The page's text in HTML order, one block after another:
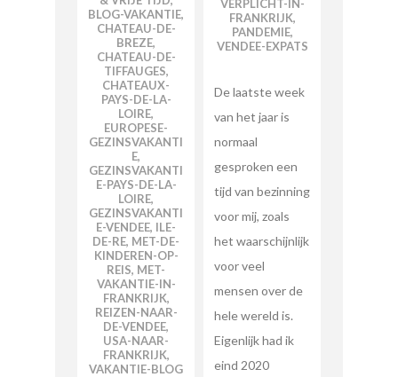
VERPLICHT-IN-
FRANKRIJK,
PANDEMIE,
VENDEE-EXPATS
De laatste week
van het jaar is
normaal
gesproken een
tijd van bezinning
voor mij, zoals
het waarschijnlijk
voor veel
mensen over de
hele wereld is.
Eigenlijk had ik
eind 2020
BLOG-VAKANTIE,
CHATEAU-DE-
BREZE,
CHATEAU-DE-
TIFFAUGES,
CHATEAUX-
PAYS-DE-LA-
LOIRE,
EUROPESE-
GEZINSVAKANTI
E,
GEZINSVAKANTI
E-PAYS-DE-LA-
LOIRE,
GEZINSVAKANTI
E-VENDEE, ILE-
DE-RE, MET-DE-
KINDEREN-OP-
REIS, MET-
VAKANTIE-IN-
FRANKRIJK,
REIZEN-NAAR-
DE-VENDEE,
USA-NAAR-
FRANKRIJK,
VAKANTIE-BLOG